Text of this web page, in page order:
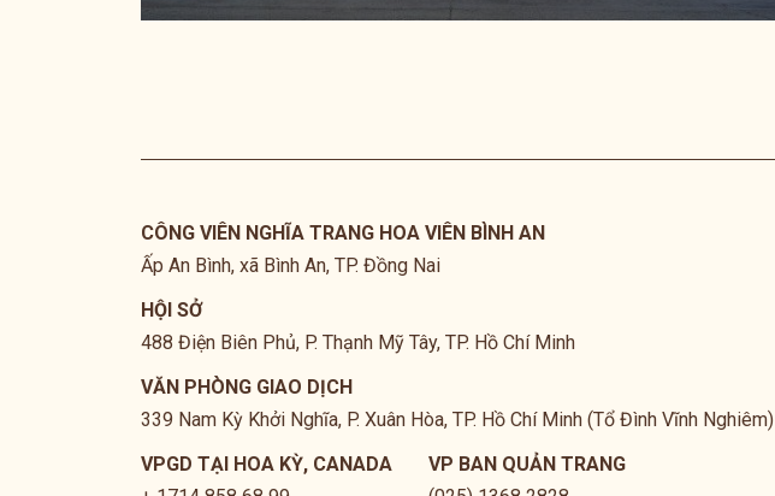
CÔNG VIÊN NGHĨA TRANG HOA VIÊN BÌNH AN
Ấp An Bình, xã Bình An, TP. Đồng Nai
HỘI SỞ
488 Điện Biên Phủ, P. Thạnh Mỹ Tây, TP. Hồ Chí Minh
VĂN PHÒNG GIAO DỊCH
339 Nam Kỳ Khởi Nghĩa, P. Xuân Hòa, TP. Hồ Chí Minh (Tổ Đình Vĩnh Nghiêm)
VPGD TẠI HOA KỲ, CANADA
VP BAN QUẢN TRANG